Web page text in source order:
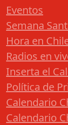
Eventos
Semana
Hora en
Radios en
Inserta el
Política de
Calendario
Calendario